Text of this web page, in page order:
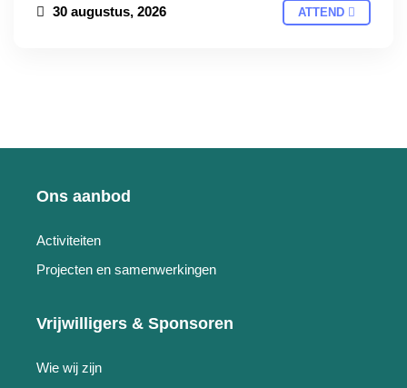
30 augustus, 2026 ATTEND
Ons aanbod
Activiteiten
Projecten en samenwerkingen
Vrijwilligers & Sponsoren
Wie wij zijn